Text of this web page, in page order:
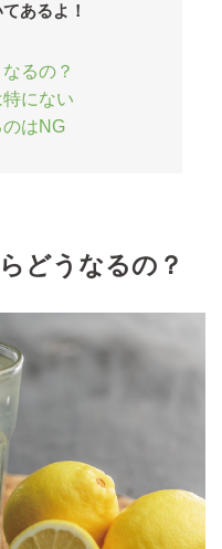
あるよ！
るの？
にない
はNG
どうなるの？